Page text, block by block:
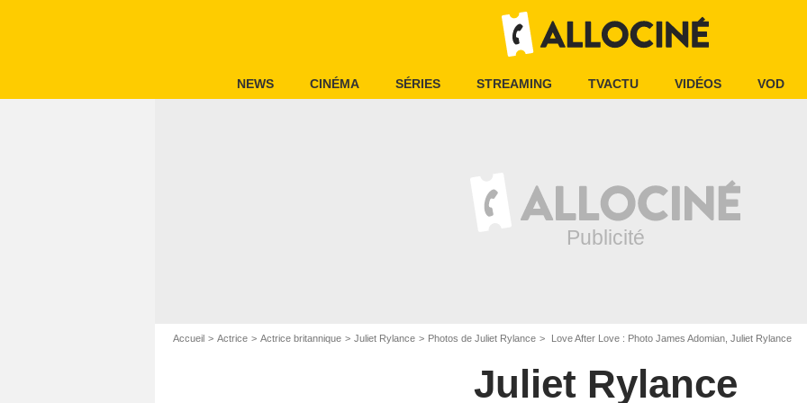
NEWS CINÉMA SÉRIES STREAMING TVACTU VIDÉOS VOD
Accueil Actrice Actrice britannique Juliet Rylance Photos de Juliet Rylance Love After Love : Photo James Adomian, Juliet Rylance
Juliet Rylance